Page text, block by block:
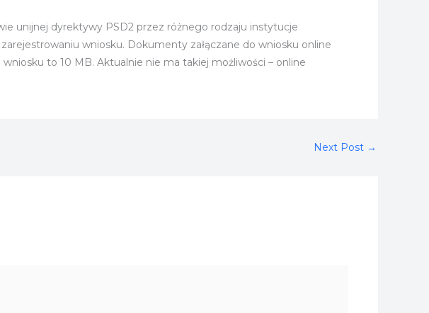
unijnej dyrektywy PSD2 przez różnego rodzaju instytucje
wniosku. Dokumenty załączane do wniosku online
to 10 MB. Aktualnie nie ma takiej możliwości – online
Next Post →